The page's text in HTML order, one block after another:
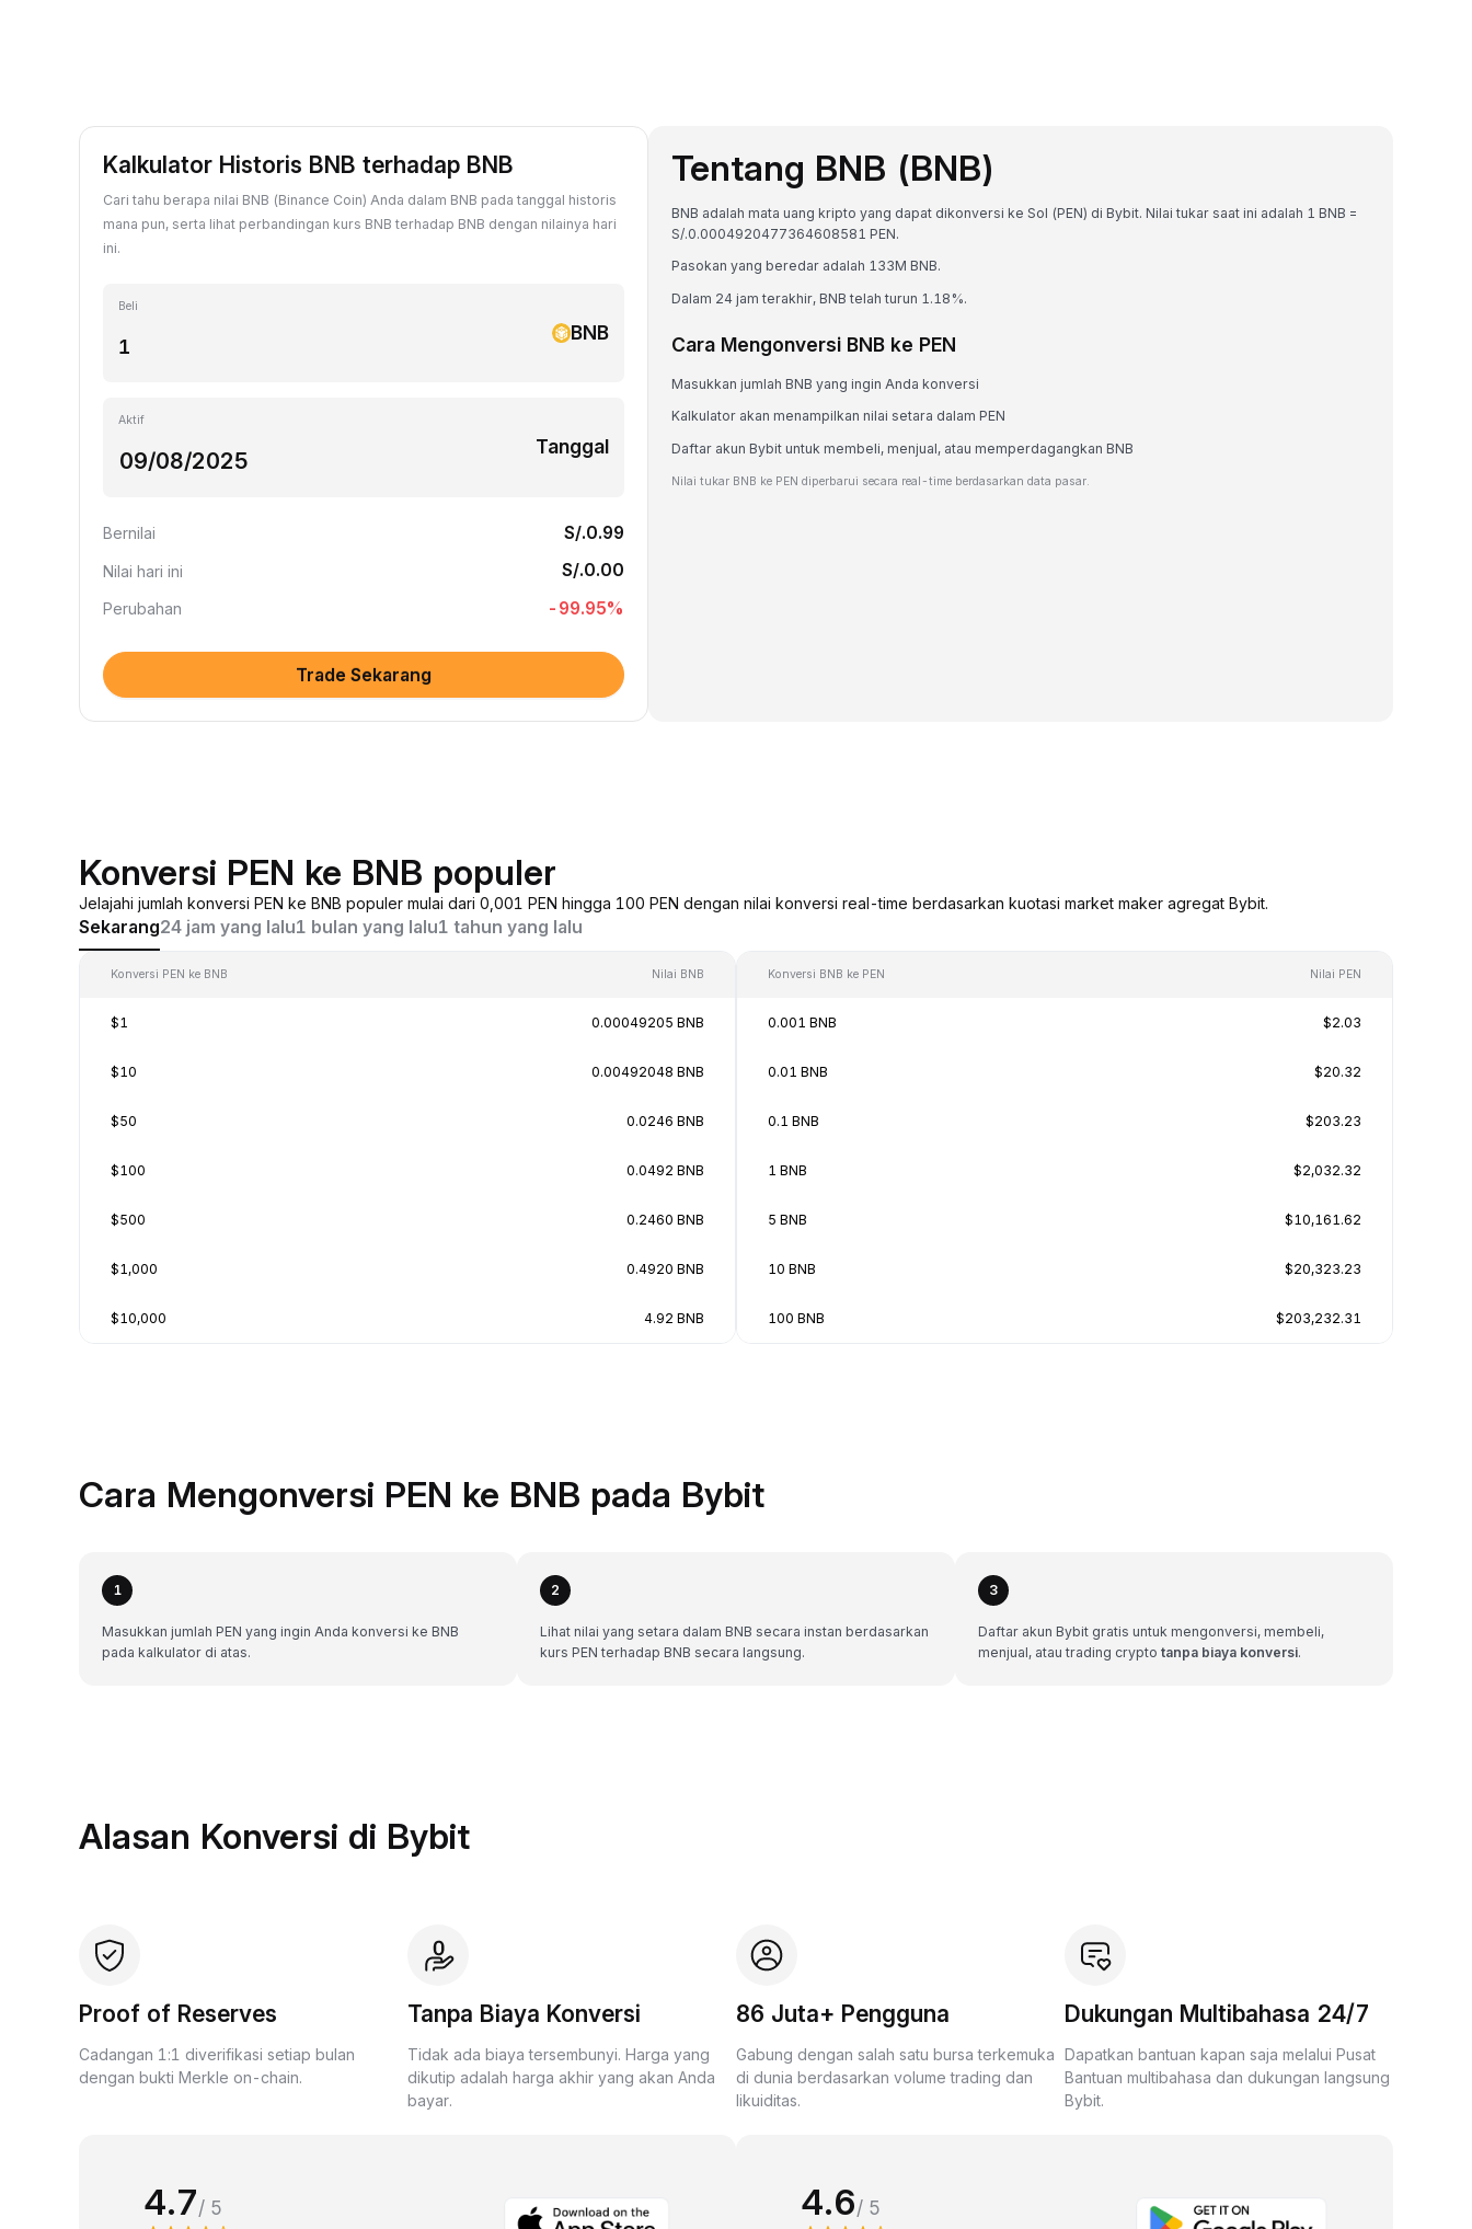
Kalkulator Historis BNB terhadap BNB
Cari tahu berapa nilai BNB (Binance Coin) Anda dalam BNB pada tanggal historis
mana pun, serta lihat perbandingan kurs BNB terhadap BNB dengan nilainya hari
ini.
Beli
BNB
Aktif
Tanggal
Bernilai S/.0.99
Nilai hari ini S/.0.00
Perubahan -99.95%
Trade Sekarang
Tentang BNB (BNB)
BNB adalah mata uang kripto yang dapat dikonversi ke Sol (PEN) di Bybit. Nilai tukar saat ini adalah 1 BNB =
S/.0.0004920477364608581 PEN.
Pasokan yang beredar adalah 133M BNB.
Dalam 24 jam terakhir, BNB telah turun 1.18%.
Cara Mengonversi BNB ke PEN
Masukkan jumlah BNB yang ingin Anda konversi
Kalkulator akan menampilkan nilai setara dalam PEN
Daftar akun Bybit untuk membeli, menjual, atau memperdagangkan BNB
Nilai tukar BNB ke PEN diperbarui secara real-time berdasarkan data pasar.
Konversi PEN ke BNB populer
Jelajahi jumlah konversi PEN ke BNB populer mulai dari 0,001 PEN hingga 100 PEN dengan nilai konversi real-time berdasarkan kuotasi market maker agregat Bybit.
Sekarang24 jam yang lalu1 bulan yang lalu1 tahun yang lalu
Konversi PEN ke BNB Nilai BNB
$1 0.00049205 BNB
$10 0.00492048 BNB
$50 0.0246 BNB
$100 0.0492 BNB
$500 0.2460 BNB
$1,000 0.4920 BNB
$10,000 4.92 BNB
Konversi BNB ke PEN Nilai PEN
0.001 BNB $2.03
0.01 BNB $20.32
0.1 BNB $203.23
1 BNB $2,032.32
5 BNB $10,161.62
10 BNB $20,323.23
100 BNB $203,232.31
Cara Mengonversi PEN ke BNB pada Bybit
1
Masukkan jumlah PEN yang ingin Anda konversi ke BNB
pada kalkulator di atas.
2
Lihat nilai yang setara dalam BNB secara instan berdasarkan
kurs PEN terhadap BNB secara langsung.
3
Daftar akun Bybit gratis untuk mengonversi, membeli,
menjual, atau trading crypto tanpa biaya konversi.
Alasan Konversi di Bybit
Proof of Reserves
Cadangan 1:1 diverifikasi setiap bulan
dengan bukti Merkle on-chain.
Tanpa Biaya Konversi
Tidak ada biaya tersembunyi. Harga yang
dikutip adalah harga akhir yang akan Anda
bayar.
86 Juta+ Pengguna
Gabung dengan salah satu bursa terkemuka
di dunia berdasarkan volume trading dan
likuiditas.
Dukungan Multibahasa 24/7
Dapatkan bantuan kapan saja melalui Pusat
Bantuan multibahasa dan dukungan langsung
Bybit.
4.7/ 5 4.6/ 5